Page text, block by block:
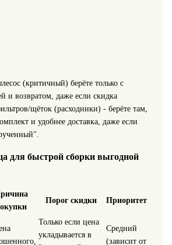
(критичный) берёте только с
и возвратом, даже если скидка
щёток (расходники) - берёте там,
и удобнее доставка, даже если
для быстрой сборки выгодной
Порог скидки Приоритет
Только если цена
укладывается в
Средний
(зависит от